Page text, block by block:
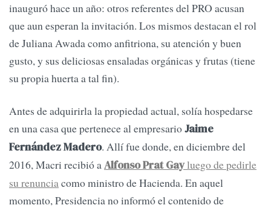
inauguró hace un año: otros referentes del PRO acusan
que aun esperan la invitación. Los mismos destacan el rol
de Juliana Awada como anfitriona, su atención y buen
gusto, y sus deliciosas ensaladas orgánicas y frutas (tiene
su propia huerta a tal fin).
Antes de adquirirla la propiedad actual, solía hospedarse
en una casa que pertenece al empresarioJaime
Fernández Madero. Allí fue donde, en diciembre del
2016, Macri recibió aAlfonso Prat Gayluego de pedirle
su renunciacomo ministro de Hacienda. En aquel
momento, Presidencia no informó el contenido de